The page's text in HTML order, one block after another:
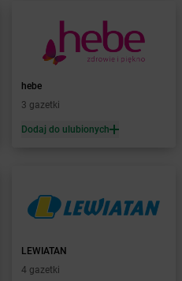
hebe
3 gazetki
Dodaj do ulubionych
LEWIATAN
4 gazetki